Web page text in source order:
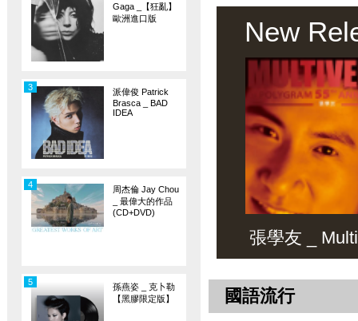
Gaga _【狂亂】
歐洲進口版
派偉俊 Patrick
Brasca _ BAD
IDEA
3
周杰倫 Jay Chou
_ 最偉大的作品
(CD+DVD)
4
孫燕姿 _ 克卜勒
【黑膠限定版】
5
New
張學友 _
國語流行